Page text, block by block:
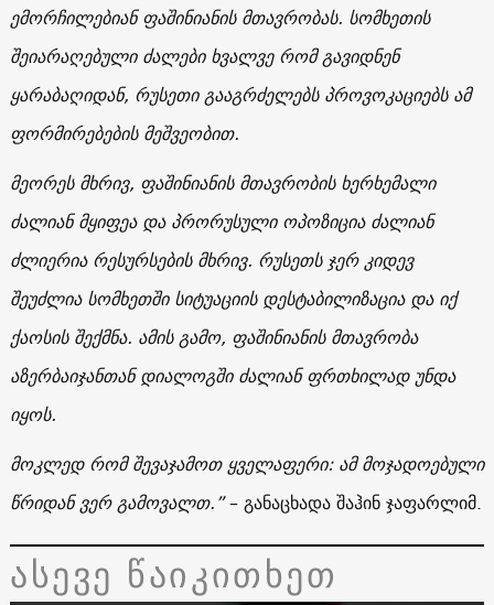
ემორჩილებიან ფაშინიანის მთავრობას. სომხეთის
შეიარაღებული ძალები ხვალვე რომ გავიდნენ
ყარაბაღიდან, რუსეთი გააგრძელებს პროვოკაციებს ამ
ფორმირებების მეშვეობით.
მეორეს მხრივ, ფაშინიანის მთავრობის ხერხემალი
ძალიან მყიფეა და პრორუსული ოპოზიცია ძალიან
ძლიერია რესურსების მხრივ. რუსეთს ჯერ კიდევ
შეუძლია სომხეთში სიტუაციის დესტაბილიზაცია და იქ
ქაოსის შექმნა. ამის გამო, ფაშინიანის მთავრობა
აზერბაიჯანთან დიალოგში ძალიან ფრთხილად უნდა
იყოს.
მოკლედ რომ შევაჯამოთ ყველაფერი: ამ მოჯადოებული
წრიდან ვერ გამოვალთ.”– განაცხადა შაჰინ ჯაფარლიმ.
ასევე წაიკითხეთ